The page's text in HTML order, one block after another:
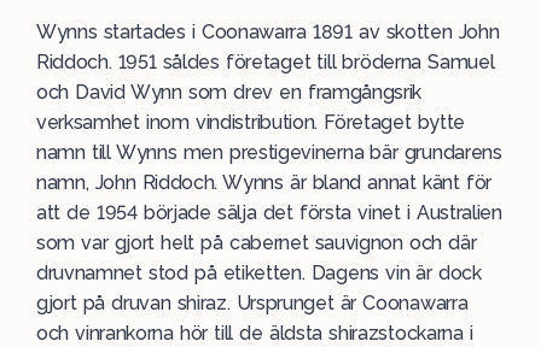
Wynns startades i Coonawarra 1891 av skotten John
Riddoch. 1951 såldes företaget till bröderna Samuel
och David Wynn som drev en framgångsrik
verksamhet inom vindistribution. Företaget bytte
namn till Wynns men prestigevinerna bär grundarens
namn, John Riddoch. Wynns är bland annat känt för
att de 1954 började sälja det första vinet i Australien
som var gjort helt på cabernet sauvignon och där
druvnamnet stod på etiketten. Dagens vin är dock
gjort på druvan shiraz. Ursprunget är Coonawarra
och vinrankorna hör till de äldsta shirazstockarna i